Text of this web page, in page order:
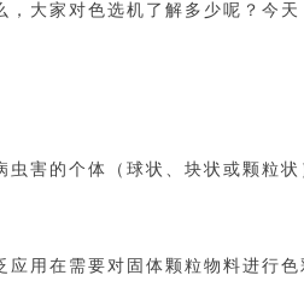
大家对色选机了解多少呢？今
害的个体（球状、块状或颗粒
用在需要对固体颗粒物料进行